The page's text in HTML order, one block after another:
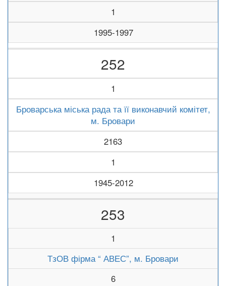
1
1995-1997
252
1
Броварська міська рада та її виконавчий комітет,
м. Бровари
2163
1
1945-2012
253
1
ТзОВ фірма “ АВЕС”, м. Бровари
6